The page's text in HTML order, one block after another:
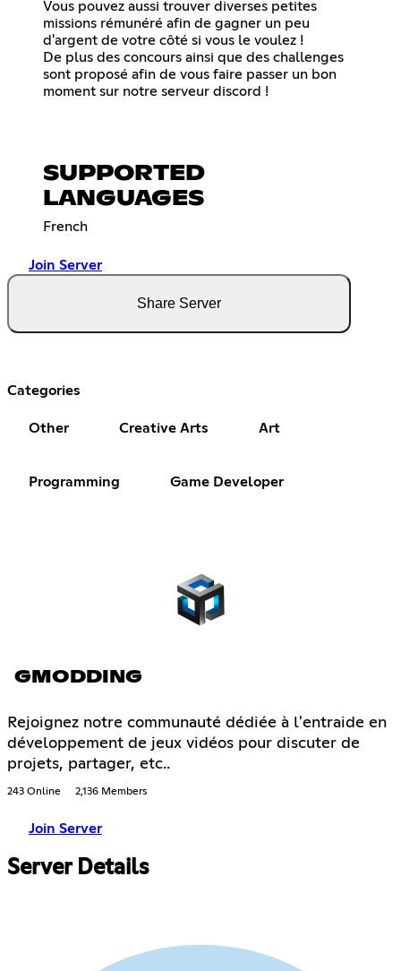
Vous pouvez aussi trouver diverses petites
missions rémunéré afin de gagner un peu
d'argent de votre côté si vous le voulez !
De plus des concours ainsi que des challenges
sont proposé afin de vous faire passer un bon
moment sur notre serveur discord !
SUPPORTED
LANGUAGES
French
Join Server
Share Server
Categories
Other Creative Arts Art
Programming Game Developer
GMODDING
Rejoignez notre communauté dédiée à l'entraide en
développement de jeux vidéos pour discuter de
projets, partager, etc..
243 Online 2,136 Members
Join Server
Server Details